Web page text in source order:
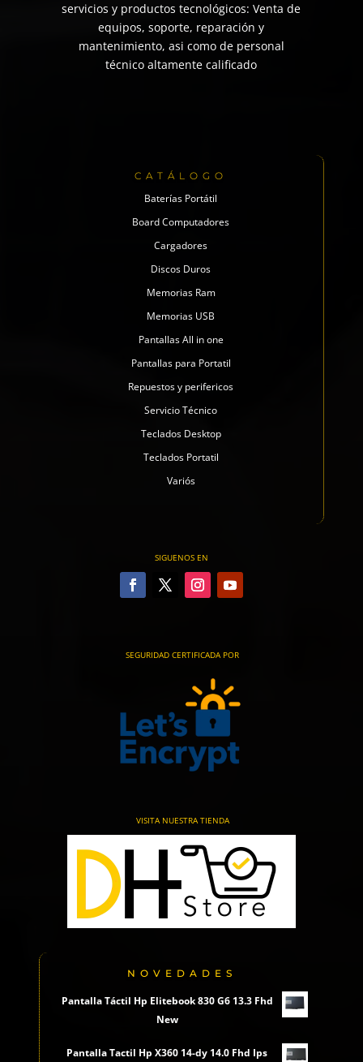
servicios y productos tecnológicos: Venta de
equipos, soporte, reparación y
mantenimiento, asi como de personal
técnico altamente calificado
CATÁLOGO
Baterías Portátil
Board Computadores
Cargadores
Discos Duros
Memorias Ram
Memorias USB
Pantallas All in one
Pantallas para Portatil
Repuestos y perifericos
Servicio Técnico
Teclados Desktop
Teclados Portatil
Variós
SIGUENOS EN
SEGURIDAD CERTIFICADA POR
VISITA NUESTRA TIENDA
NOVEDADES
Pantalla Táctil Hp Elitebook 830 G6 13.3 Fhd
New
Pantalla Tactil Hp X360 14-dy 14.0 Fhd Ips